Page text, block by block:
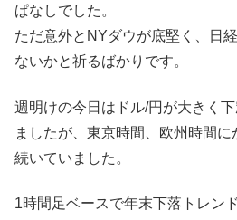
ぱなしでした。
ただ意外とNYダウが底堅く、日
ないかと祈るばかりです。
週明けの今日はドル/円が大きく
ましたが、東京時間、欧州時間
続いていました。
1時間足ベースで年末下落トレン